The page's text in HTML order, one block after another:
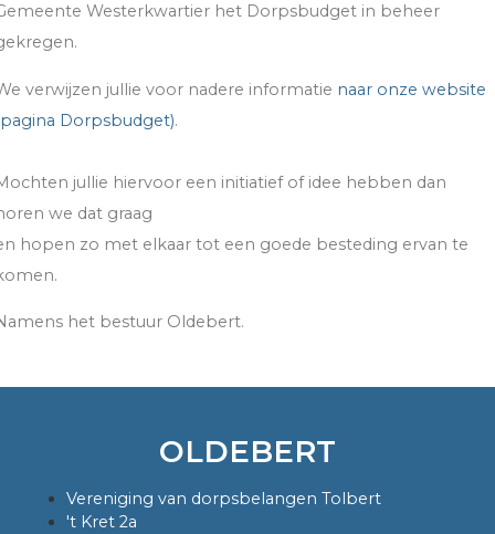
Westerkwartier het Dorpsbudget in beheer
verwijzen jullie voor nadere informatie naar onze website
Dorpsbudget).
jullie hiervoor een initiatief of idee hebben dan
we dat graag
hopen zo met elkaar tot een goede besteding ervan te
het bestuur Oldebert.
OLDEBERT
Vereniging van dorpsbelangen Tolbert
't Kret 2a